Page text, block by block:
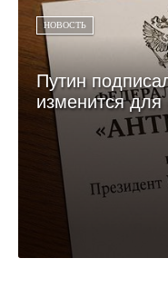
НОВОСТЬ
Путин
изменится для